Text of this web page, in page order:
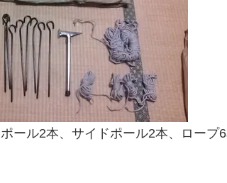
ール2本、サイドポール2本、ロープ